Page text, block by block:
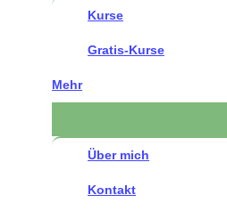
Kurse
Gratis-Kurse
Mehr
Über mich
Kontakt